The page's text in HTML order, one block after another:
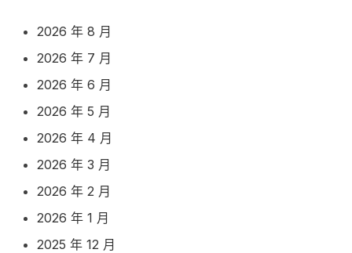
2026 年 8 月
2026 年 7 月
2026 年 6 月
2026 年 5 月
2026 年 4 月
2026 年 3 月
2026 年 2 月
2026 年 1 月
2025 年 12 月